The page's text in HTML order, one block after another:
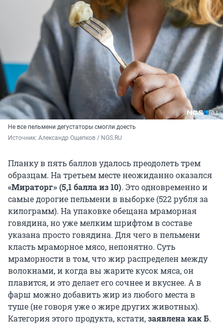
Не все пельмени дегустаторы смогли доесть
Источник: Александр Ощепков / NGS.RU
Планку в пять баллов удалось преодолеть трем
образцам. На третьем месте неожиданно оказался
«Мираторг» (5,1 балла из 10). Это одновременно и
самые дорогие пельмени в выборке (522 рубля за
килограмм). На упаковке обещана мраморная
говядина, но уже мелким шрифтом в составе
указана просто говядина. Для чего в пельмени
класть мраморное мясо, непонятно. Суть
мраморности в том, что жир распределен между
волокнами, и когда вы жарите кусок мяса, он
плавится, и это делает его сочнее и вкуснее. А в
фарш можно добавить жир из любого места в
туше (не говоря уже о жире других животных).
Категория этого продукта, кстати,заявлена как Б.